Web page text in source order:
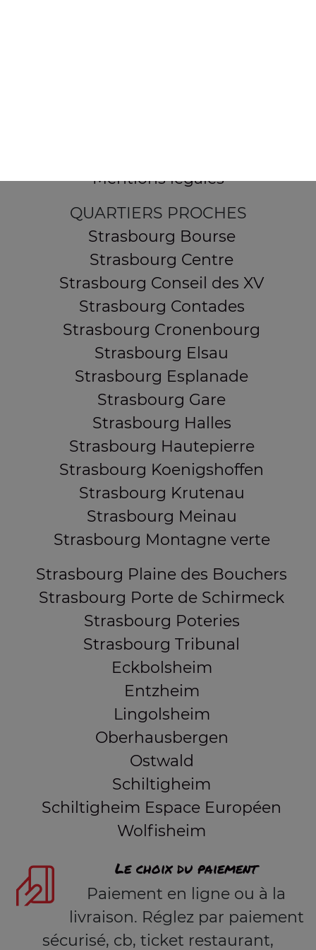
Mentions légales
QUARTIERS PROCHES
Strasbourg Bourse
Strasbourg Centre
Strasbourg Conseil des XV
Strasbourg Contades
Strasbourg Cronenbourg
Strasbourg Elsau
Strasbourg Esplanade
Strasbourg Gare
Strasbourg Halles
Strasbourg Hautepierre
Strasbourg Koenigshoffen
Strasbourg Krutenau
Strasbourg Meinau
Strasbourg Montagne verte
Strasbourg Plaine des Bouchers
Strasbourg Porte de Schirmeck
Strasbourg Poteries
Strasbourg Tribunal
Eckbolsheim
Entzheim
Lingolsheim
Oberhausbergen
Ostwald
Schiltigheim
Schiltigheim Espace Européen
Wolfisheim
Le choix du paiement
Paiement en ligne ou à la
livraison. Réglez par paiement
sécurisé, cb, ticket restaurant,